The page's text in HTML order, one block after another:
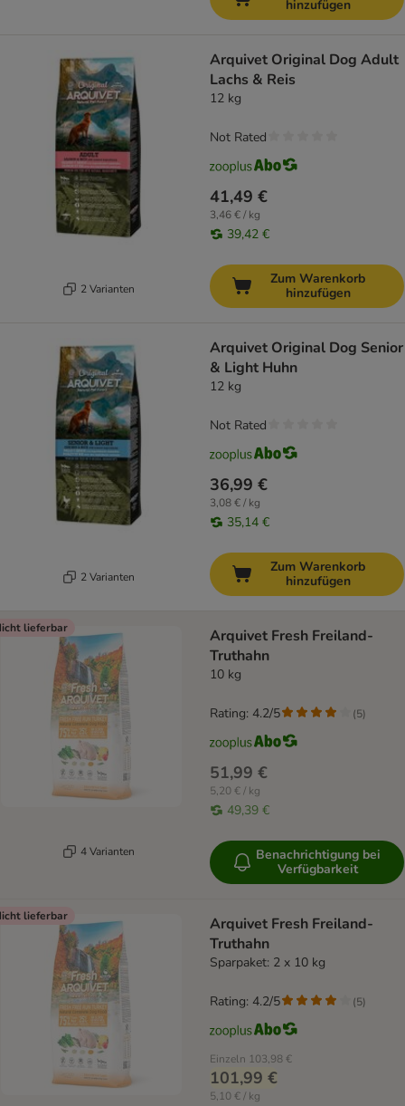
hinzufügen
2 Varianten
Arquivet Original Dog Adult
Lachs & Reis
12 kg
41,49 €
3,46 € / kg
39,42 €
Not Rated
Zum Warenkorb
hinzufügen
2 Varianten
Arquivet Original Dog Senior
& Light Huhn
12 kg
36,99 €
3,08 € / kg
35,14 €
Not Rated
Zum Warenkorb
hinzufügen
lieferbar
4 Varianten
Arquivet Fresh Freiland-
Truthahn
10 kg
51,99 €
5,20 € / kg
49,39 €
Rating: 4.2/5 (5)
Benachrichtigung bei
Verfügbarkeit
lieferbar
Arquivet Fresh Freiland-
Truthahn
Sparpaket: 2 x 10 kg
Einzeln 103,98 €
101,99 €
5,10 € / kg
Rating: 4.2/5 (5)